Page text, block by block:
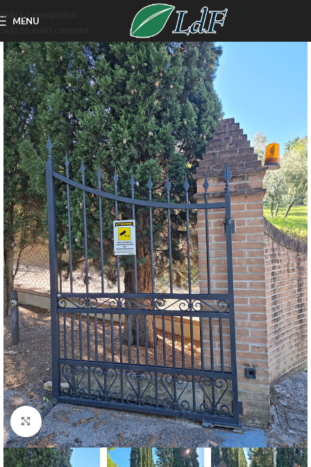
Skip to navigation
Skip to main content
MENU
Click to enlarge